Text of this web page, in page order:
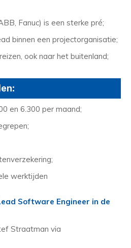
Fanuc) is een sterke pré;
binnen een projectorganisatie;
ook naar het buitenland;
en 6.300 per maand;
werktijden
Software Engineer in de
Straatman via